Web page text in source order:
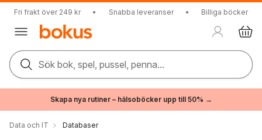
Fri frakt över 249 kr • Snabba leveranser • Billiga böcker
Sök bok, spel, pussel, penna...
Skapa nya rutiner – hälsoböcker upp till 50% →
Data och IT Databaser